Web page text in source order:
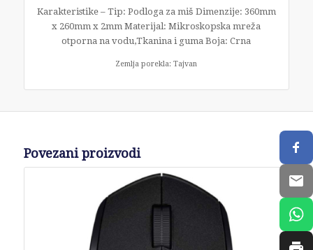
Karakteristike – Tip: Podloga za miš Dimenzije: 360mm
x 260mm x 2mm Materijal: Mikroskopska mreža
otporna na vodu,Tkanina i guma Boja: Crna
Zemlja porekla: Tajvan
Povezani proizvodi